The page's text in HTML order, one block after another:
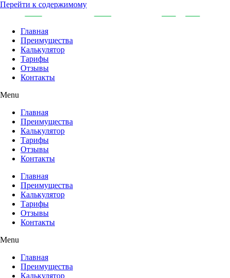
Перейти к содержимому
Главная
Преимущества
Калькулятор
Тарифы
Отзывы
Контакты
Menu
Главная
Преимущества
Калькулятор
Тарифы
Отзывы
Контакты
Главная
Преимущества
Калькулятор
Тарифы
Отзывы
Контакты
Menu
Главная
Преимущества
Калькулятор